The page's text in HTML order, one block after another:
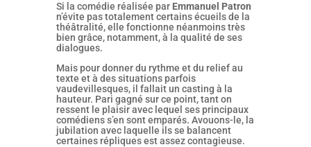
Si la comédie réalisée par Emmanuel Patron
n’évite pas totalement certains écueils de la
théâtralité, elle fonctionne néanmoins très
bien grâce, notamment, à la qualité de ses
dialogues.
Mais pour donner du rythme et du relief au
texte et à des situations parfois
vaudevillesques, il fallait un casting à la
hauteur. Pari gagné sur ce point, tant on
ressent le plaisir avec lequel ses principaux
comédiens s’en sont emparés. Avouons-le, la
jubilation avec laquelle ils se balancent
certaines répliques est assez contagieuse.